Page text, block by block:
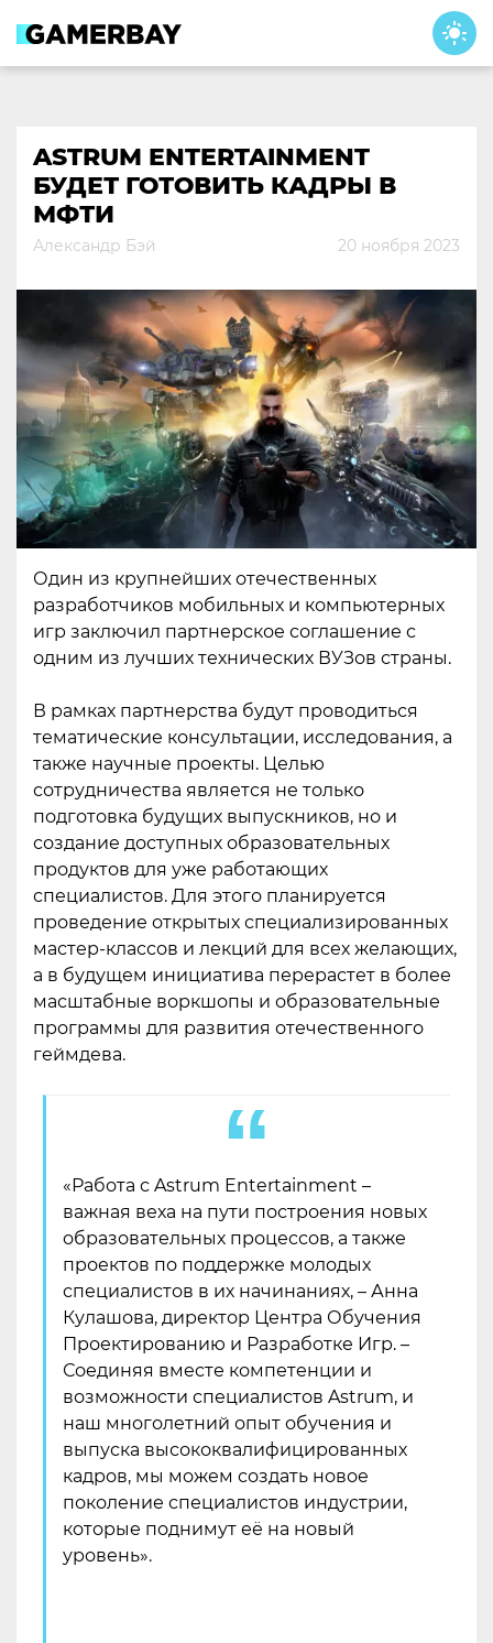
content
ASTRUM ENTERTAINMENT
БУДЕТ ГОТОВИТЬ КАДРЫ В
МФТИ
Александр Бэй 20 ноября 2023
Один из крупнейших отечественных
разработчиков мобильных и компьютерных
игр заключил партнерское соглашение с
одним из лучших технических ВУЗов страны.
В рамках партнерства будут проводиться
тематические консультации, исследования, а
также научные проекты. Целью
сотрудничества является не только
подготовка будущих выпускников, но и
создание доступных образовательных
продуктов для уже работающих
специалистов. Для этого планируется
проведение открытых специализированных
мастер-классов и лекций для всех желающих,
а в будущем инициатива перерастет в более
масштабные воркшопы и образовательные
программы для развития отечественного
геймдева.
«Работа с Astrum Entertainment –
важная веха на пути построения новых
образовательных процессов, а также
проектов по поддержке молодых
специалистов в их начинаниях, – Анна
Кулашова, директор Центра Обучения
Проектированию и Разработке Игр. –
Соединяя вместе компетенции и
возможности специалистов Astrum, и
наш многолетний опыт обучения и
выпуска высококвалифицированных
кадров, мы можем создать новое
поколение специалистов индустрии,
которые поднимут её на новый
уровень».